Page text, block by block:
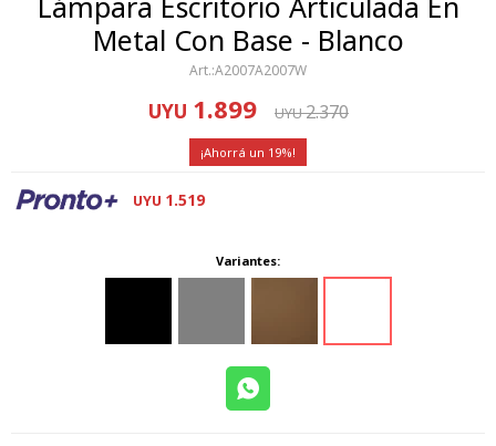
Metal Con Base - Blanco
A2007A2007W
UYU 1.899 UYU2.370
19
UYU 1.519
Variantes: